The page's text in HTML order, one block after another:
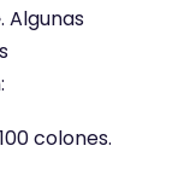
Algunas
colones.